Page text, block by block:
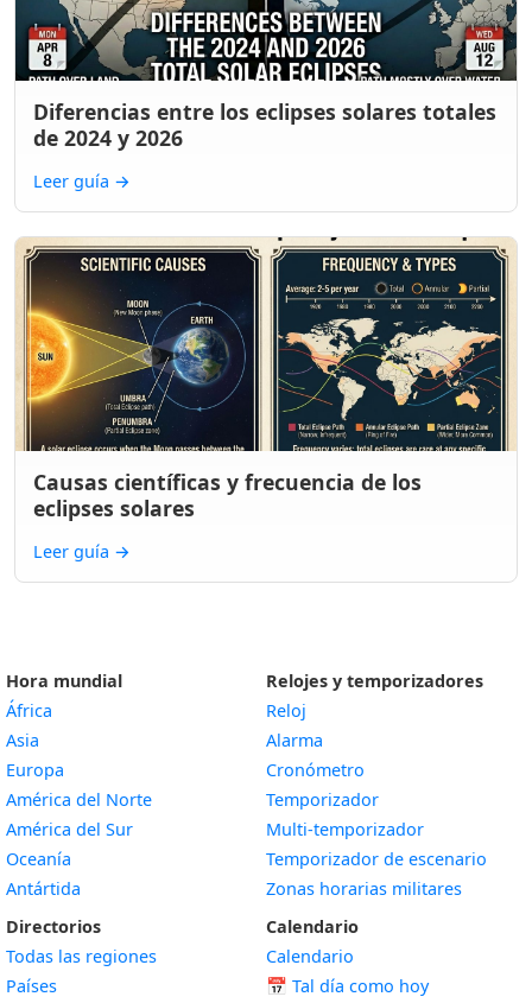
Diferencias entre los eclipses solares totales
de 2024 y 2026
Leer guía →
Causas científicas y frecuencia de los
eclipses solares
Leer guía →
Hora mundial
África
Asia
Europa
América del Norte
América del Sur
Oceanía
Antártida
Directorios
Todas las regiones
Países
Relojes y temporizadores
Reloj
Alarma
Cronómetro
Temporizador
Multi-temporizador
Temporizador de escenario
Zonas horarias militares
Calendario
Calendario
📅 Tal día como hoy